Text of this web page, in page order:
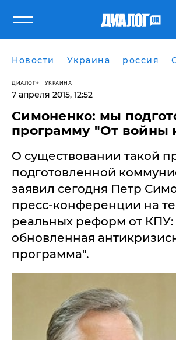
Новости Украина россия
ДИАЛОГ УКРАИНА
7 апреля 2015, 12:52
Симоненко: мы
программу "От войны
О существовании такой
подготовленной
заявил сегодня Петр
пресс-конференции на
реальных реформ от КПУ:
обновленная
программа".